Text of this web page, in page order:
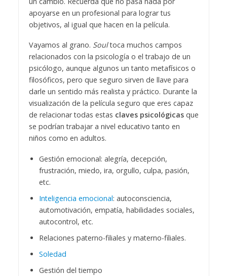
apoyarse en un profesional para lograr tus
objetivos, al igual que hacen en la película.
Vayamos al grano. Soultoca muchos campos
relacionados con la psicología o el trabajo de un
psicólogo, aunque algunos un tanto metafísicos o
filosóficos, pero que seguro sirven de llave para
darle un sentido más realista y práctico. Durante la
visualización de la película seguro que eres capaz
de relacionar todas estas claves psicológicasque
se podrían trabajar a nivel educativo tanto en
niños como en adultos.
Gestión emocional: alegría, decepción,
frustración, miedo, ira, orgullo, culpa, pasión,
etc.
Inteligencia emocional: autoconsciencia,
automotivación, empatía, habilidades sociales,
autocontrol, etc.
Relaciones paterno-filiales y materno-filiales.
Soledad
Gestión del tiempo